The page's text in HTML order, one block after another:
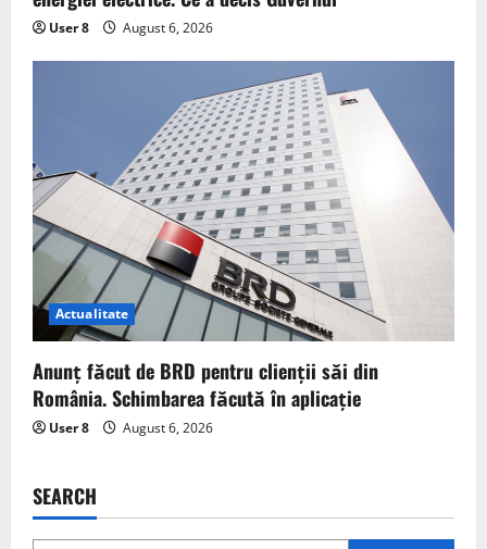
User 8 August 6, 2026
Actualitate
Anunț făcut de BRD pentru clienții săi din
România. Schimbarea făcută în aplicație
User 8 August 6, 2026
SEARCH